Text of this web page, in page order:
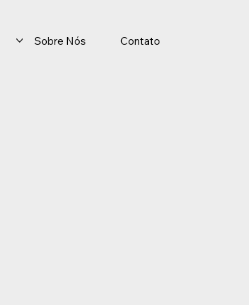
Sobre Nós Contato